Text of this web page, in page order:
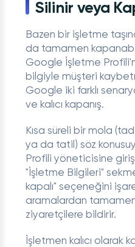
Silinir veya
Bazen bir işletme
da tamamen
Google İşletme
bilgiyle müşteri
Google iki farklı
ve kalıcı kapanış.
Kısa süreli bir mola
ya da tatil) söz
Profili yöneticisine
"İşletme Bilgileri"
kapalı" seçeneğini
aramalardan
ziyaretçilere bildirir.
İşletmen kalıcı olarak